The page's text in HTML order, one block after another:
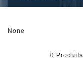
None
0 Produits